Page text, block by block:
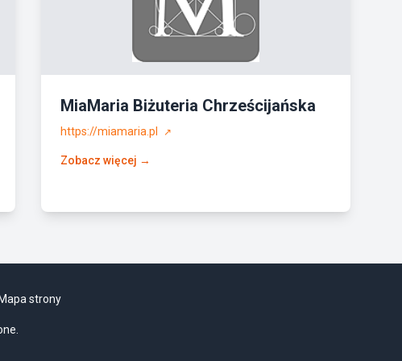
MiaMaria Biżuteria Chrześcijańska
https://miamaria.pl ↗
Zobacz więcej →
Mapa strony